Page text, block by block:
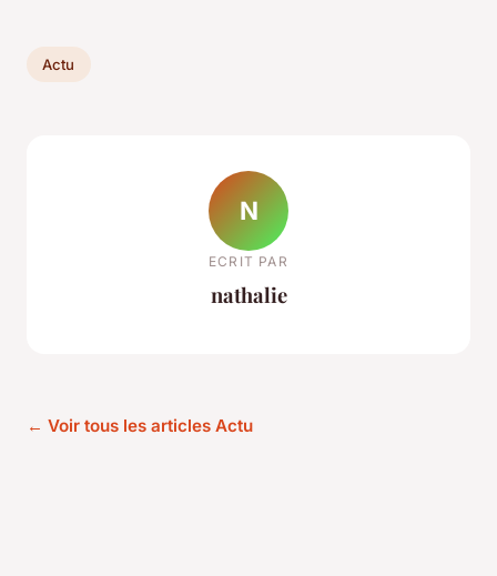
Actu
N
ECRIT PAR
nathalie
← Voir tous les articles Actu